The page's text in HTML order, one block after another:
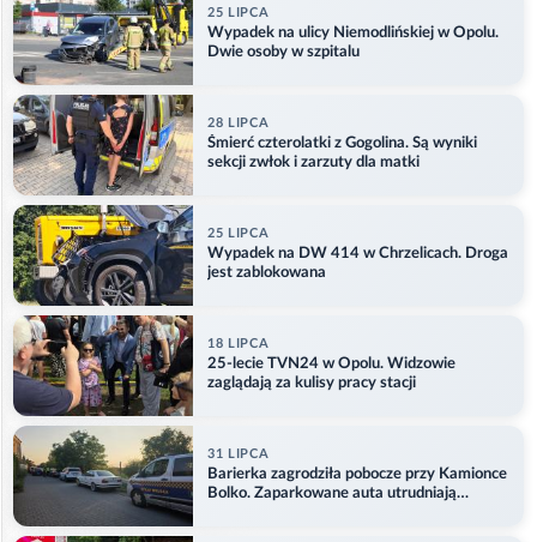
25 LIPCA
Wypadek na ulicy Niemodlińskiej w Opolu.
Dwie osoby w szpitalu
28 LIPCA
Śmierć czterolatki z Gogolina. Są wyniki
sekcji zwłok i zarzuty dla matki
25 LIPCA
Wypadek na DW 414 w Chrzelicach. Droga
jest zablokowana
18 LIPCA
25-lecie TVN24 w Opolu. Widzowie
zaglądają za kulisy pracy stacji
31 LIPCA
Barierka zagrodziła pobocze przy Kamionce
Bolko. Zaparkowane auta utrudniają